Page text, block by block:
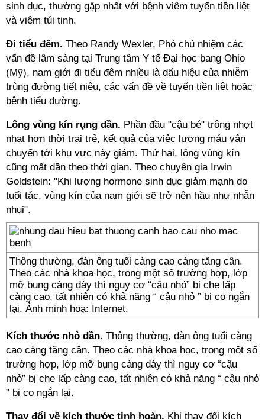
sinh dục, thường gặp nhất với bệnh viêm tuyến tiền liệt
và viêm túi tinh.
Đi tiểu đêm. Theo Randy Wexler, Phó chủ nhiệm các
vấn đề lâm sàng tại Trung tâm Y tế Đại học bang Ohio
(Mỹ), nam giới đi tiểu đêm nhiều là dấu hiệu của nhiễm
trùng đường tiết niệu, các vấn đề về tuyến tiền liệt hoặc
bệnh tiểu đường.
Lông vùng kín rụng dần. Phần đầu "cậu bé" trông nhợt
nhạt hơn thời trai trẻ, kết quả của việc lượng máu vận
chuyển tới khu vực này giảm. Thứ hai, lông vùng kín
cũng mất dần theo thời gian. Theo chuyên gia Irwin
Goldstein: "Khi lượng hormone sinh dục giảm mạnh do
tuổi tác, vùng kín của nam giới sẽ trở nên hầu như nhẵn
nhụi".
Thông thường, đàn ông tuổi càng cao càng tăng cân.
Theo các nhà khoa học, trong một số trường hợp, lớp
mỡ bụng càng dày thì nguy cơ “cậu nhỏ” bị che lấp
càng cao, tất nhiên có khả năng “ cậu nhỏ ” bị co ngắn
lại. Ảnh minh hoạ: Internet.
Kích thước nhỏ dần. Thông thường, đàn ông tuổi càng
cao càng tăng cân. Theo các nhà khoa học, trong một số
trường hợp, lớp mỡ bụng càng dày thì nguy cơ “cậu
nhỏ” bị che lấp càng cao, tất nhiên có khả năng “ cậu nhỏ
” bị co ngắn lại.
Thay đổi về kích thước tinh hoàn. Khi thay đổi kích